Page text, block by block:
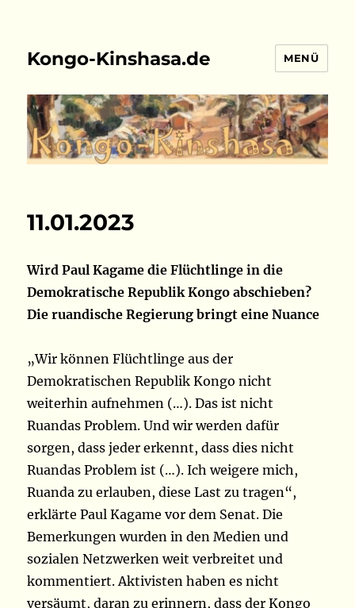
Kongo-Kinshasa.de MENÜ
11.01.2023
Wird Paul Kagame die Flüchtlinge in die
Demokratische Republik Kongo abschieben?
Die ruandische Regierung bringt eine Nuance
„Wir können Flüchtlinge aus der
Demokratischen Republik Kongo nicht
weiterhin aufnehmen (…). Das ist nicht
Ruandas Problem. Und wir werden dafür
sorgen, dass jeder erkennt, dass dies nicht
Ruandas Problem ist (…). Ich weigere mich,
Ruanda zu erlauben, diese Last zu tragen“,
erklärte Paul Kagame vor dem Senat. Die
Bemerkungen wurden in den Medien und
sozialen Netzwerken weit verbreitet und
kommentiert. Aktivisten haben es nicht
versäumt, daran zu erinnern, dass der Kongo